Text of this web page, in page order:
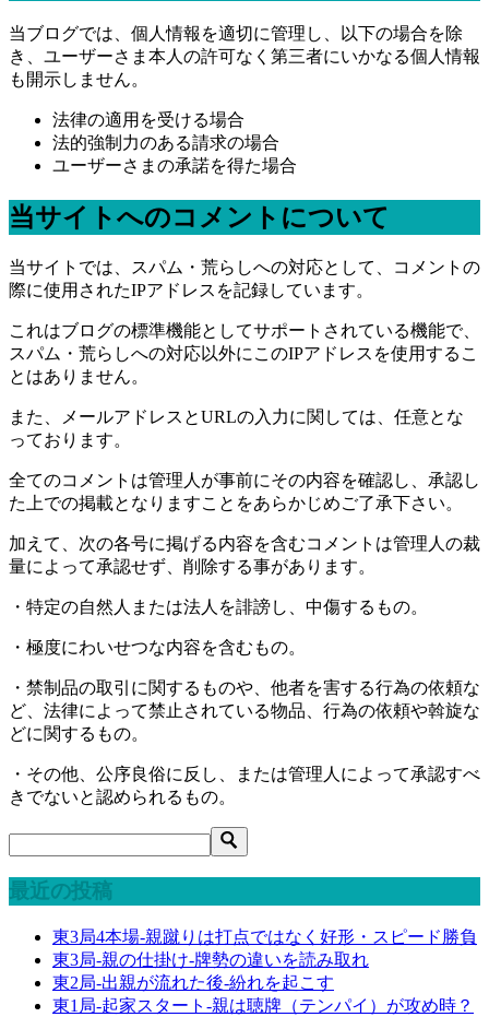
当ブログでは、個人情報を適切に管理し、以下の場合を除
き、ユーザーさま本人の許可なく第三者にいかなる個人情報
も開示しません。
法律の適用を受ける場合
法的強制力のある請求の場合
ユーザーさまの承諾を得た場合
当サイトへのコメントについて
当サイトでは、スパム・荒らしへの対応として、コメントの
際に使用されたIPアドレスを記録しています。
これはブログの標準機能としてサポートされている機能で、
スパム・荒らしへの対応以外にこのIPアドレスを使用するこ
とはありません。
また、メールアドレスとURLの入力に関しては、任意とな
っております。
全てのコメントは管理人が事前にその内容を確認し、承認し
た上での掲載となりますことをあらかじめご了承下さい。
加えて、次の各号に掲げる内容を含むコメントは管理人の裁
量によって承認せず、削除する事があります。
・特定の自然人または法人を誹謗し、中傷するもの。
・極度にわいせつな内容を含むもの。
・禁制品の取引に関するものや、他者を害する行為の依頼な
ど、法律によって禁止されている物品、行為の依頼や斡旋な
どに関するもの。
・その他、公序良俗に反し、または管理人によって承認すべ
きでないと認められるもの。
最近の投稿
東3局4本場-親蹴りは打点ではなく好形・スピード勝負
東3局-親の仕掛け-牌勢の違いを読み取れ
東2局-出親が流れた後-紛れを起こす
東1局-起家スタート-親は聴牌（テンパイ）が攻め時？